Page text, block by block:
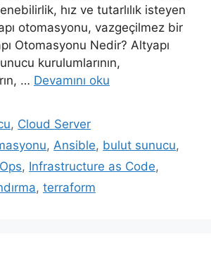
hız ve tutarlılık isteyen
otomasyonu, vazgeçilmez bir
Otomasyonu Nedir? Altyapı
kurulumlarının,
… Devamını oku
, Cloud Server
, Ansible, bulut sunucu,
, Infrastructure as Code,
, terraform